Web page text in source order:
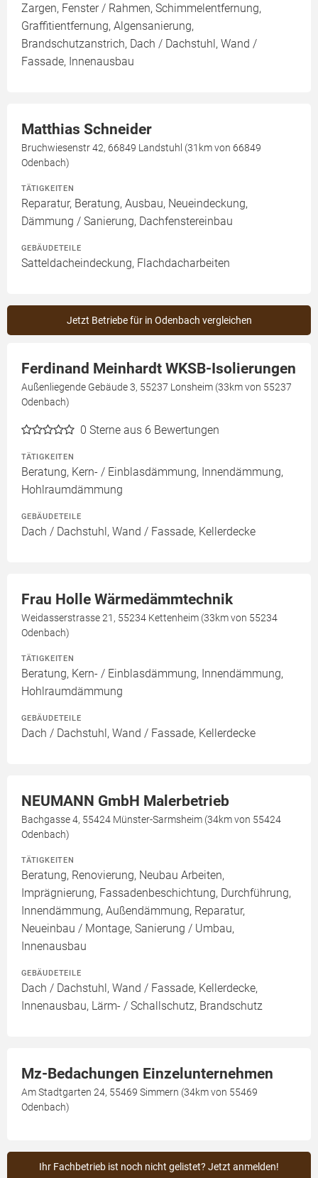
Zargen, Fenster / Rahmen, Schimmelentfernung,
Graffitientfernung, Algensanierung,
Brandschutzanstrich, Dach / Dachstuhl, Wand /
Fassade, Innenausbau
Matthias Schneider
Bruchwiesenstr 42, 66849 Landstuhl (31km von 66849
Odenbach)
TÄTIGKEITEN
Reparatur, Beratung, Ausbau, Neueindeckung,
Dämmung / Sanierung, Dachfenstereinbau
GEBÄUDETEILE
Satteldacheindeckung, Flachdacharbeiten
Jetzt Betriebe für in Odenbach vergleichen
Ferdinand Meinhardt WKSB-Isolierungen
Außenliegende Gebäude 3, 55237 Lonsheim (33km von 55237
Odenbach)
0 Sterne aus 6 Bewertungen
TÄTIGKEITEN
Beratung, Kern- / Einblasdämmung, Innendämmung,
Hohlraumdämmung
GEBÄUDETEILE
Dach / Dachstuhl, Wand / Fassade, Kellerdecke
Frau Holle Wärmedämmtechnik
Weidasserstrasse 21, 55234 Kettenheim (33km von 55234
Odenbach)
TÄTIGKEITEN
Beratung, Kern- / Einblasdämmung, Innendämmung,
Hohlraumdämmung
GEBÄUDETEILE
Dach / Dachstuhl, Wand / Fassade, Kellerdecke
NEUMANN GmbH Malerbetrieb
Bachgasse 4, 55424 Münster-Sarmsheim (34km von 55424
Odenbach)
TÄTIGKEITEN
Beratung, Renovierung, Neubau Arbeiten,
Imprägnierung, Fassadenbeschichtung, Durchführung,
Innendämmung, Außendämmung, Reparatur,
Neueinbau / Montage, Sanierung / Umbau,
Innenausbau
GEBÄUDETEILE
Dach / Dachstuhl, Wand / Fassade, Kellerdecke,
Innenausbau, Lärm- / Schallschutz, Brandschutz
Mz-Bedachungen Einzelunternehmen
Am Stadtgarten 24, 55469 Simmern (34km von 55469
Odenbach)
Ihr Fachbetrieb ist noch nicht gelistet? Jetzt anmelden!